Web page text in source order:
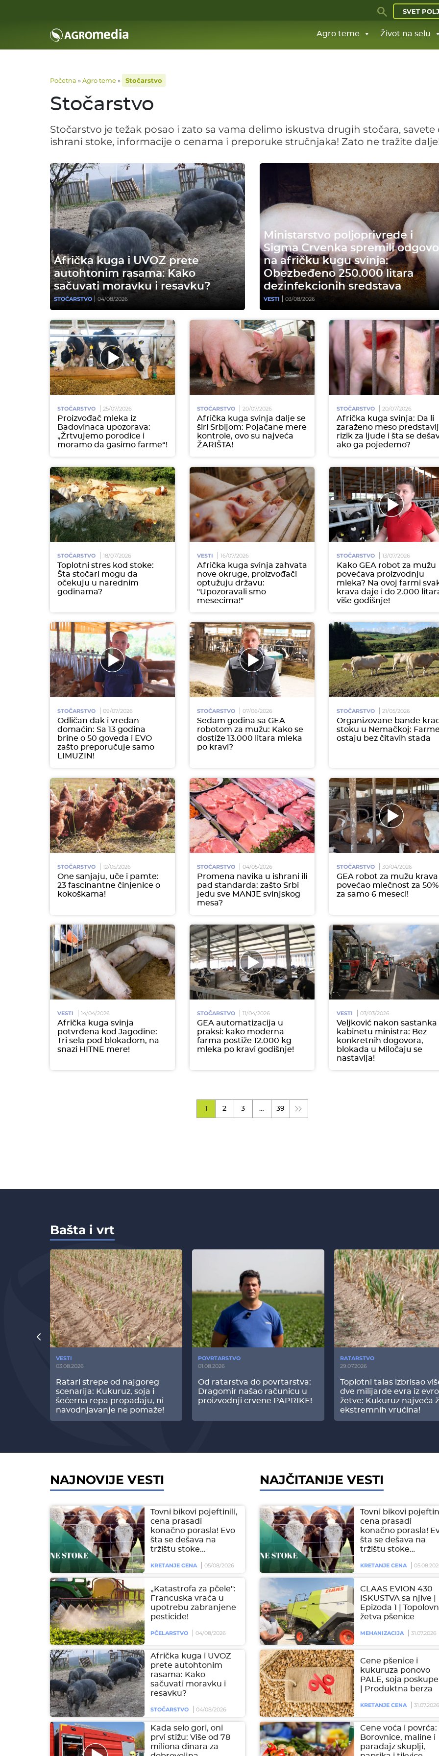
SVET
Agro teme Život na selu
Početna »Agro teme» Stočarstvo
Stočarstvo
Stočarstvo je težak posao i zato sa vama delimo iskustva drugih stočara, savete
ishrani stoke, informacije o cenama i preporuke stručnjaka! Zato ne tražite
Afrička kuga i UVOZ prete
autohtonim rasama: Kako
sačuvati moravku i resavku?
STOČARSTVO 04/08/2026
Ministarstvo poljoprivrede i
Sigma Crvenka spremili
na afričku kugu svinja:
Obezbeđeno 250.000 litara
dezinfekcionih sredstava
VESTI 03/08/2026
STOČARSTVO 25/07/2026
Proizvođač mleka iz
Badovinaca upozorava:
„Žrtvujemo porodice i
moramo da gasimo farme“!
STOČARSTVO 20/07/2026
Afrička kuga svinja dalje se
širi Srbijom: Pojačane mere
kontrole, ovo su najveća
ŽARIŠTA!
STOČARSTVO 20/07/2026
Afrička kuga svinja: Da li
zaraženo meso
rizik za ljude i šta se
ako ga pojedemo?
STOČARSTVO 18/07/2026
Toplotni stres kod stoke:
Šta stočari mogu da
očekuju u narednim
godinama?
VESTI 16/07/2026
Afrička kuga svinja zahvata
nove okruge, proizvođači
optužuju državu:
"Upozoravali smo
mesecima!"
STOČARSTVO 13/07/2026
Kako GEA robot za mužu
povećava proizvodnju
mleka? Na ovoj farmi
krava daje i do 2.000
više godišnje!
STOČARSTVO 09/07/2026
Odličan đak i vredan
domaćin: Sa 13 godina
brine o 50 goveda i EVO
zašto preporučuje samo
LIMUZIN!
STOČARSTVO 07/06/2026
Sedam godina sa GEA
robotom za mužu: Kako se
dostiže 13.000 litara mleka
po kravi?
STOČARSTVO 21/05/2026
Organizovane bande
stoku u Nemačkoj:
ostaju bez čitavih stada
STOČARSTVO 12/05/2026
One sanjaju, uče i pamte:
23 fascinantne činjenice o
kokoškama!
STOČARSTVO 04/05/2026
Promena navika u ishrani ili
pad standarda: zašto Srbi
jedu sve MANJE svinjskog
mesa?
STOČARSTVO 30/04/2026
GEA robot za mužu krava
povećao mlečnost za 50%
za samo 6 meseci!
VESTI 14/04/2026
Afrička kuga svinja
potvrđena kod Jagodine:
Tri sela pod blokadom, na
snazi HITNE mere!
STOČARSTVO 11/04/2026
GEA automatizacija u
praksi: kako moderna
farma postiže 12.000 kg
mleka po kravi godišnje!
VESTI 03/03/2026
Veljković nakon sastanka
kabinetu ministra: Bez
konkretnih dogovora,
blokada u Miločaju se
nastavlja!
1 2 3 39
Bašta i vrt
VESTI
03.08.2026
Ratari strepe od najgoreg
scenarija: Kukuruz, soja i
šećerna repa propadaju, ni
navodnjavanje ne pomaže!
POVRTARSTVO
01.08.2026
Od ratarstva do povrtarstva:
Dragomir našao računicu u
proizvodnji crvene PAPRIKE!
RATARSTVO
29.07.2026
Toplotni talas izbrisao
dve milijarde evra iz
žetve: Kukuruz najveća
ekstremnih vrućina!
NAJNOVIJE VESTI
Tovni bikovi pojeftinili,
cena prasadi
konačno porasla! Evo
šta se dešava na
tržištu stoke...
KRETANJE CENA 05/08/2026
„Katastrofa za pčele":
Francuska vraća u
upotrebu zabranjene
pesticide!
PČELARSTVO 04/08/2026
Afrička kuga i UVOZ
prete autohtonim
rasama: Kako
sačuvati moravku i
resavku?
STOČARSTVO 04/08/2026
Kada selo gori, oni
prvi stižu: Više od 78
miliona dinara za
NAJČITANIJE VESTI
Tovni bikovi
cena prasadi
konačno porasla!
šta se dešava na
tržištu stoke…
KRETANJE CENA
CLAAS EVION 430
ISKUSTVA sa njive |
Epizoda 1 |
žetva pšenice
MEHANIZACIJA 31.07.2026
Cene pšenice i
kukuruza ponovo
PALE, soja
| Produktna berza
KRETANJE CENA 31.07.2026
Cene voća i povrća:
Borovnice, maline i
paradajz skuplji,